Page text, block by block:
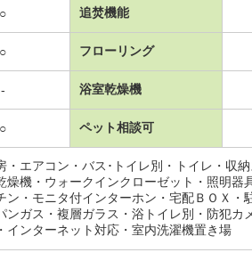
○ 追焚機能
○ フローリング
- 浴室乾燥機
○ ペット相談可
・エアコン・バス･トイレ別・トイレ・収
燥機・ウォークインクローゼット・照明
ン・モニタ付インターホン・宅配ＢＯＸ
ンガス・複層ガラス・浴トイレ別・防犯
インターネット対応・室内洗濯機置き場